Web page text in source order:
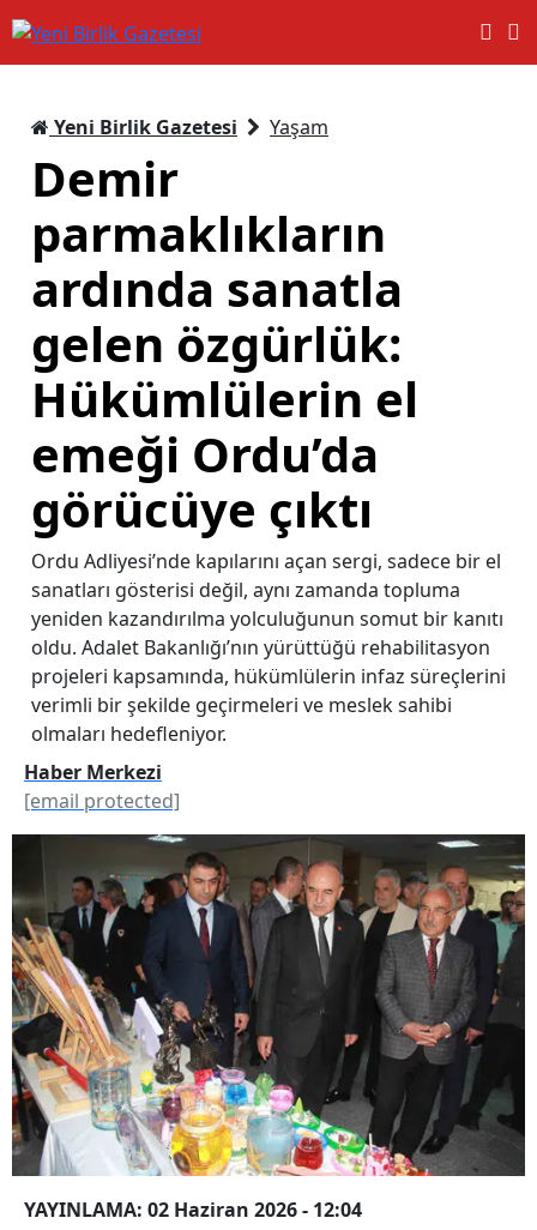
Yeni Birlik Gazetesi Yaşam
Demir
parmaklıkların
ardında sanatla
gelen özgürlük:
Hükümlülerin el
emeği Ordu’da
görücüye çıktı
Ordu Adliyesi’nde kapılarını açan sergi, sadece bir el
sanatları gösterisi değil, aynı zamanda topluma
yeniden kazandırılma yolculuğunun somut bir kanıtı
oldu. Adalet Bakanlığı’nın yürüttüğü rehabilitasyon
projeleri kapsamında, hükümlülerin infaz süreçlerini
verimli bir şekilde geçirmeleri ve meslek sahibi
olmaları hedefleniyor.
Haber Merkezi
[email protected]
YAYINLAMA: 02 Haziran 2026 - 12:04